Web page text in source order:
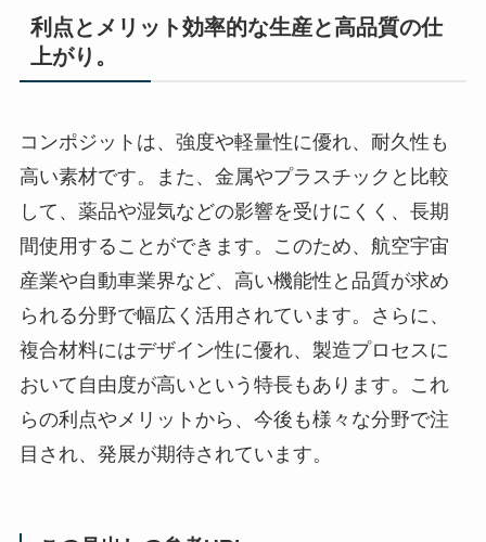
利点とメリット効率的な生産と高品質の仕
上がり。
コンポジットは、強度や軽量性に優れ、耐久性も
高い素材です。また、金属やプラスチックと比較
して、薬品や湿気などの影響を受けにくく、長期
間使用することができます。このため、航空宇宙
産業や自動車業界など、高い機能性と品質が求め
られる分野で幅広く活用されています。さらに、
複合材料にはデザイン性に優れ、製造プロセスに
おいて自由度が高いという特長もあります。これ
らの利点やメリットから、今後も様々な分野で注
目され、発展が期待されています。